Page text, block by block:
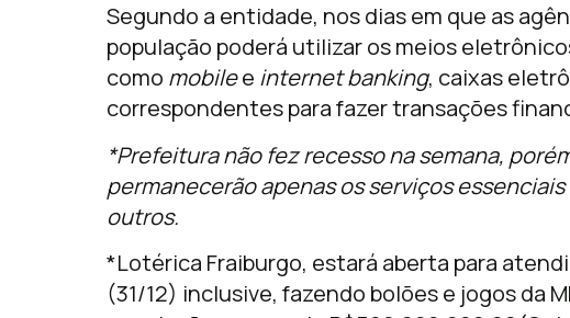
Segundo a entidade, nos dias em que as
população poderá utilizar os meios
como mobilee internet banking, caixas
correspondentes para fazer transações
*Prefeitura não fez recesso na semana,
permanecerão apenas os serviços
outros.
*Lotérica Fraiburgo, estará aberta para
(31/12) inclusive, fazendo bolões e jogos da